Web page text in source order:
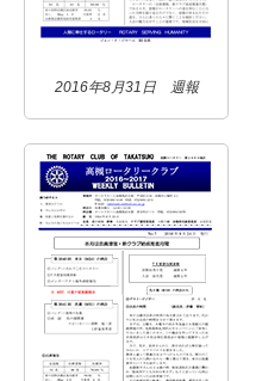
2016年8月31日 週報